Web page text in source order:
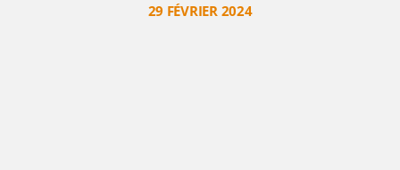
29 FÉVRIER 2024